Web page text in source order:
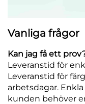
Vanliga frågor
Kan jag få ett
Leveranstid för
Leveranstid för
arbetsdagar.
kunden behöver